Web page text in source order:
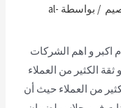
/ بواسطة al-
اكبر و اهم الشركات
الكثير من العملاء
من العملاء حيث أن